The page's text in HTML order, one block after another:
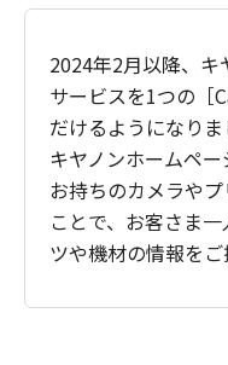
2024年2月以降、キ
サービスを1つの［
だけるようになりま
キヤノンホームペー
お持ちのカメラや
ことで、お客さま
ツや機材の情報をご